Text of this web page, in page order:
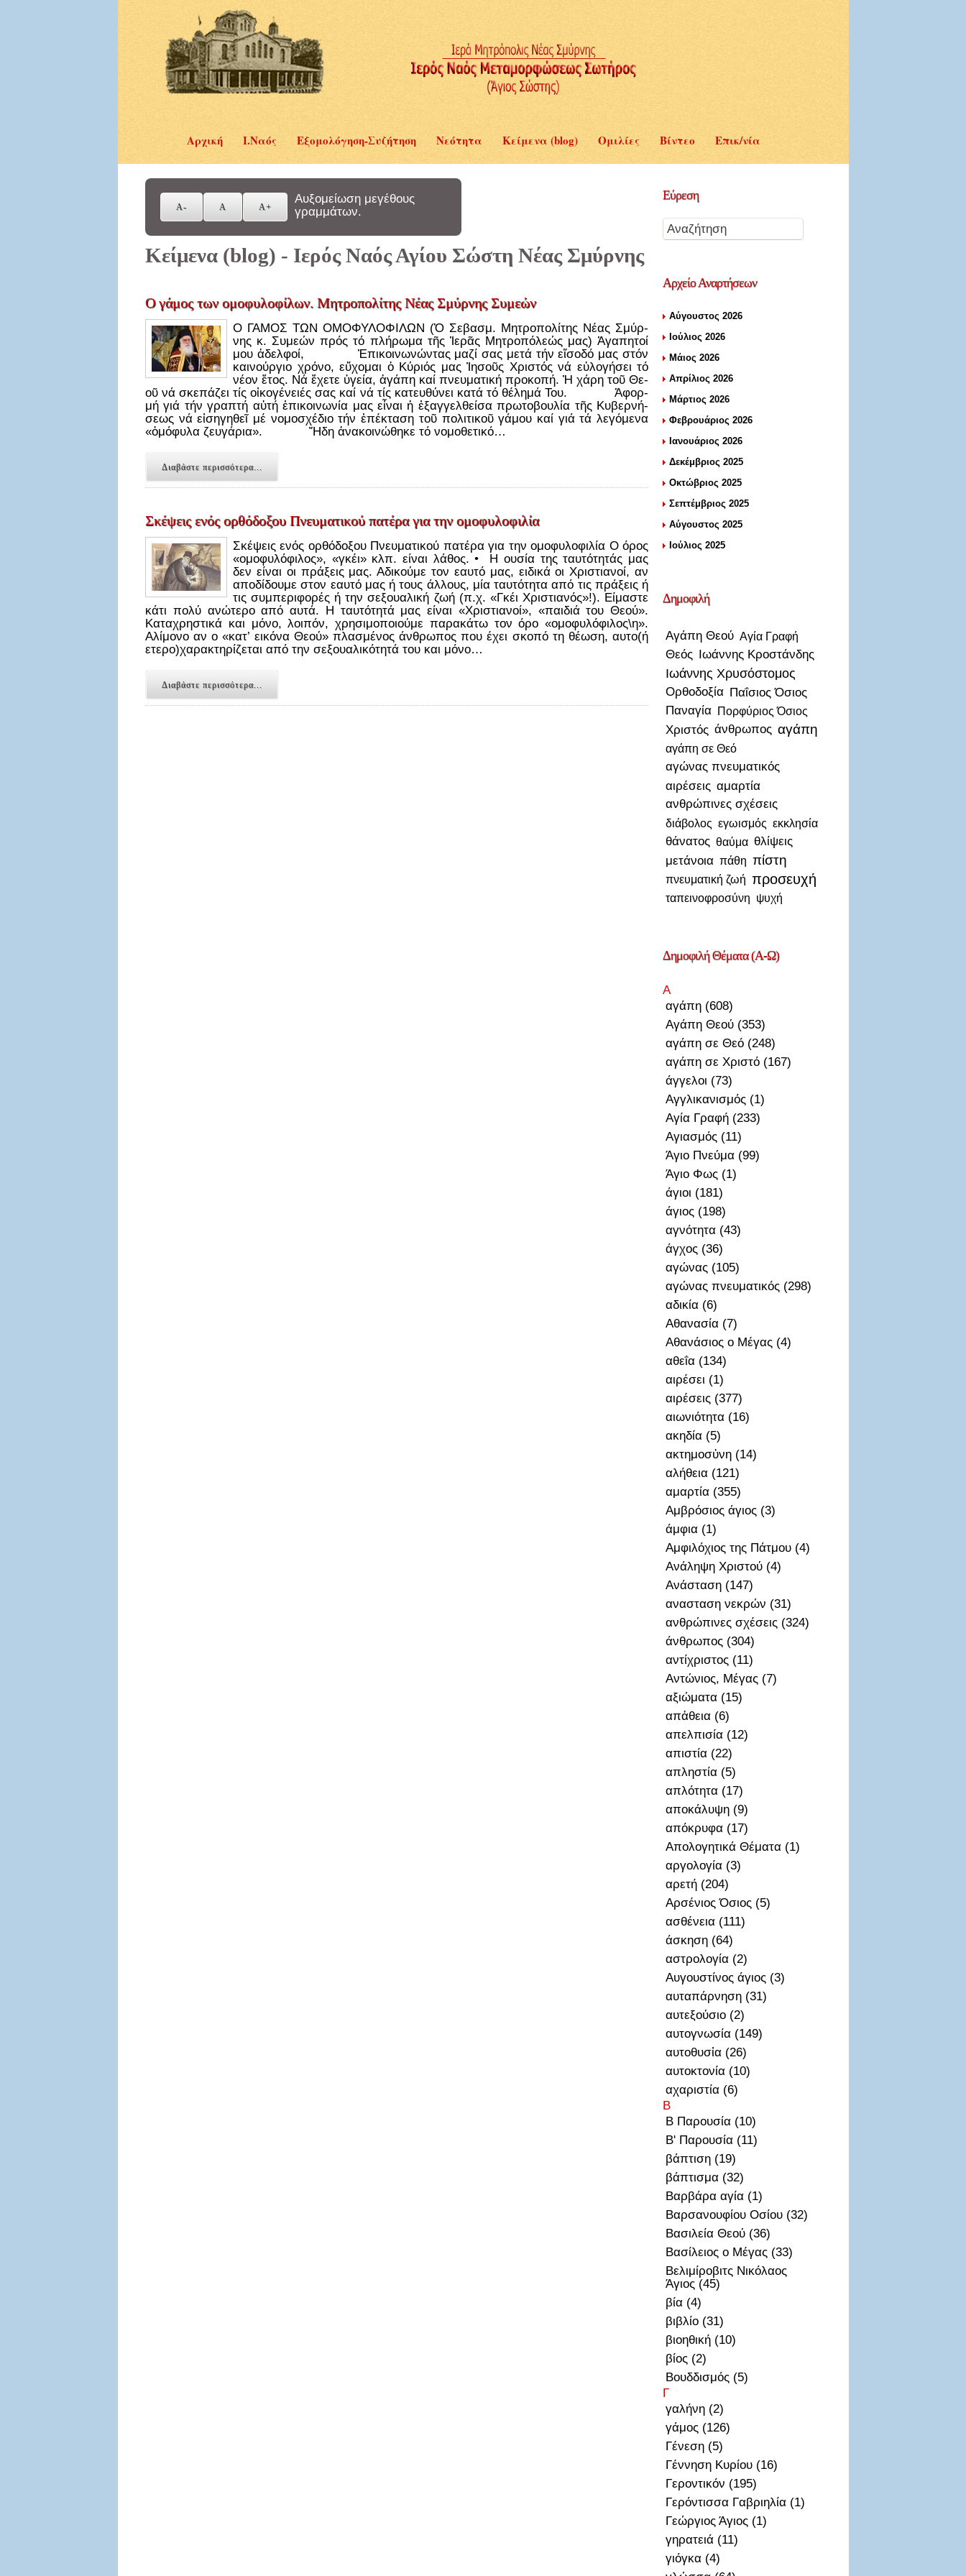
Αρχική Ι.Ναός Εξομολόγηση-Συζήτηση Νεότητα Κείμενα (blog) Ομιλίες Βίντεο Επικ/νία
Αυξομείωση μεγέθους
γραμμάτων.
Κείμενα (blog) - Ιερός Ναός Αγίου Σώστη Νέας Σμύρνης
Ο γάμος των ομοφυλοφίλων. Μητροπολίτης Νέας Σμύρνης Συμεών
Ο ΓΑΜΟΣ ΤΩΝ ΟΜΟΦΥΛΟΦΙΛΩΝ (Ὁ Σε­βα­σμ. Μη­τρο­πο­λί­της Νέ­ας Σμύρ­
νης κ. Συ­με­ών πρός τό πλή­ρω­μα τῆς Ἱ­ε­ρᾶς Μη­τρο­πό­λε­ώς μας) Ἀ­γα­πη­τοί
μου ἀ­δελ­φοί, Ἐ­πι­κοι­νω­νών­τας μα­ζί σας με­τά τήν εἴ­σο­δό μας στόν
και­νούρ­γιο χρό­νο, εὔ­χο­μαι ὁ Κύ­ριός μας Ἰ­η­σοῦς Χρι­στός νά εὐ­λο­γή­σει τό
νέ­ον ἔ­τος. Νά ἔ­χε­τε ὑ­γεί­α, ἀ­γά­πη καί πνευ­μα­τι­κή προ­κο­πή. Ἡ χά­ρη τοῦ Θε­
οῦ νά σκε­πά­ζει τίς οἰ­κο­γέ­νει­ές σας καί νά τίς κα­τευ­θύ­νει κα­τά τό θέ­λη­μά Του. Ἀ­φορ­
μή γιά τήν γρα­πτή αὐ­τή ἐ­πι­κοι­νω­νί­α μας εἶ­ναι ἡ ἐ­ξαγ­γελ­θεί­σα πρω­το­βου­λί­α τῆς Κυ­βερ­νή­
σε­ως νά εἰ­ση­γη­θεῖ μέ νο­μο­σχέ­διο τήν ἐ­πέ­κτα­ση τοῦ πο­λι­τι­κοῦ γά­μου καί γιά τά λε­γό­με­να
«ὁ­μό­φυ­λα ζευ­γά­ρια». Ἤ­δη ἀ­να­κοι­νώ­θη­κε τό νο­μο­θε­τι­κό…
Διαβάστε περισσότερα...
Σκέψεις ενός ορθόδοξου Πνευματικού πατέρα για την ομοφυλοφιλία
Σκέψεις ενός ορθόδοξου Πνευματικού πατέρα για την ομοφυλοφιλία Ο όρος
«ομοφυλόφιλος», «γκέι» κλπ. είναι λάθος. • Η ουσία της ταυτότητάς μας
δεν είναι οι πράξεις μας. Αδικούμε τον εαυτό μας, ειδικά οι Χριστιανοί, αν
αποδίδουμε στον εαυτό μας ή τους άλλους, μία ταυτότητα από τις πράξεις ή
τις συμπεριφορές ή την σεξουαλική ζωή (π.χ. «Γκέι Χριστιανός»!). Είμαστε
κάτι πολύ ανώτερο από αυτά. Η ταυτότητά μας είναι «Χριστιανοί», «παιδιά του Θεού».
Καταχρηστικά και μόνο, λοιπόν, χρησιμοποιούμε παρακάτω τον όρο «ομοφυλόφιλος\η».
Αλίμονο αν ο «κατ’ εικόνα Θεού» πλασμένος άνθρωπος που έχει σκοπό τη θέωση, αυτo(ή
ετερο)χαρακτηρίζεται από την σεξουαλικότητά του και μόνο…
Διαβάστε περισσότερα...
Εύρεση
ΑρχείοΑναρτήσεων
Αύγουστος 2026
Ιούλιος 2026
Μάιος 2026
Απρίλιος 2026
Μάρτιος 2026
Φεβρουάριος 2026
Ιανουάριος 2026
Δεκέμβριος 2025
Οκτώβριος 2025
Σεπτέμβριος 2025
Αύγουστος 2025
Ιούλιος 2025
Δημοφιλή
Αγάπη Θεού Αγία Γραφή
Θεός Ιωάννης Κροστάνδης
Ιωάννης Χρυσόστομος
Ορθοδοξία Παΐσιος Όσιος
Παναγία Πορφύριος Όσιος
Χριστός άνθρωπος αγάπη
αγάπη σε Θεό
αγώνας πνευματικός
αιρέσεις αμαρτία
ανθρώπινες σχέσεις
διάβολος εγωισμός εκκλησία
θάνατος θαύμα θλίψεις
μετάνοια πάθη πίστη
πνευματική ζωή προσευχή
ταπεινοφροσύνη ψυχή
ΔημοφιλήΘέματα (Α-Ω)
Α
αγάπη (608)
Αγάπη Θεού (353)
αγάπη σε Θεό (248)
αγάπη σε Χριστό (167)
άγγελοι (73)
Αγγλικανισμός (1)
Αγία Γραφή (233)
Αγιασμός (11)
Άγιο Πνεύμα (99)
Άγιο Φως (1)
άγιοι (181)
άγιος (198)
αγνότητα (43)
άγχος (36)
αγώνας (105)
αγώνας πνευματικός (298)
αδικία (6)
Αθανασία (7)
Αθανάσιος ο Μέγας (4)
αθεΐα (134)
αιρέσει (1)
αιρέσεις (377)
αιωνιότητα (16)
ακηδία (5)
ακτημοσὐνη (14)
αλήθεια (121)
αμαρτία (355)
Αμβρόσιος άγιος (3)
άμφια (1)
Αμφιλόχιος της Πάτμου (4)
Ανάληψη Χριστού (4)
Ανάσταση (147)
ανασταση νεκρών (31)
ανθρώπινες σχέσεις (324)
άνθρωπος (304)
αντίχριστος (11)
Αντώνιος, Μέγας (7)
αξιώματα (15)
απἀθεια (6)
απελπισία (12)
απιστία (22)
απληστία (5)
απλότητα (17)
αποκάλυψη (9)
απόκρυφα (17)
Απολογητικά Θέματα (1)
αργολογία (3)
αρετή (204)
Αρσένιος Όσιος (5)
ασθένεια (111)
άσκηση (64)
αστρολογία (2)
Αυγουστίνος άγιος (3)
αυταπάρνηση (31)
αυτεξούσιο (2)
αυτογνωσία (149)
αυτοθυσἰα (26)
αυτοκτονία (10)
αχαριστία (6)
Β
Β Παρουσία (10)
Β' Παρουσία (11)
βάπτιση (19)
βάπτισμα (32)
Βαρβάρα αγία (1)
Βαρσανουφίου Οσίου (32)
Βασιλεία Θεού (36)
Βασίλειος ο Μέγας (33)
Βελιμίροβιτς Νικόλαος
Άγιος (45)
βία (4)
βιβλίο (31)
βιοηθική (10)
βίος (2)
Βουδδισμός (5)
Γ
γαλήνη (2)
γάμος (126)
Γένεση (5)
Γέννηση Κυρίου (16)
Γεροντικόν (195)
Γερόντισσα Γαβριηλία (1)
Γεώργιος Άγιος (1)
γηρατειά (11)
γιόγκα (4)